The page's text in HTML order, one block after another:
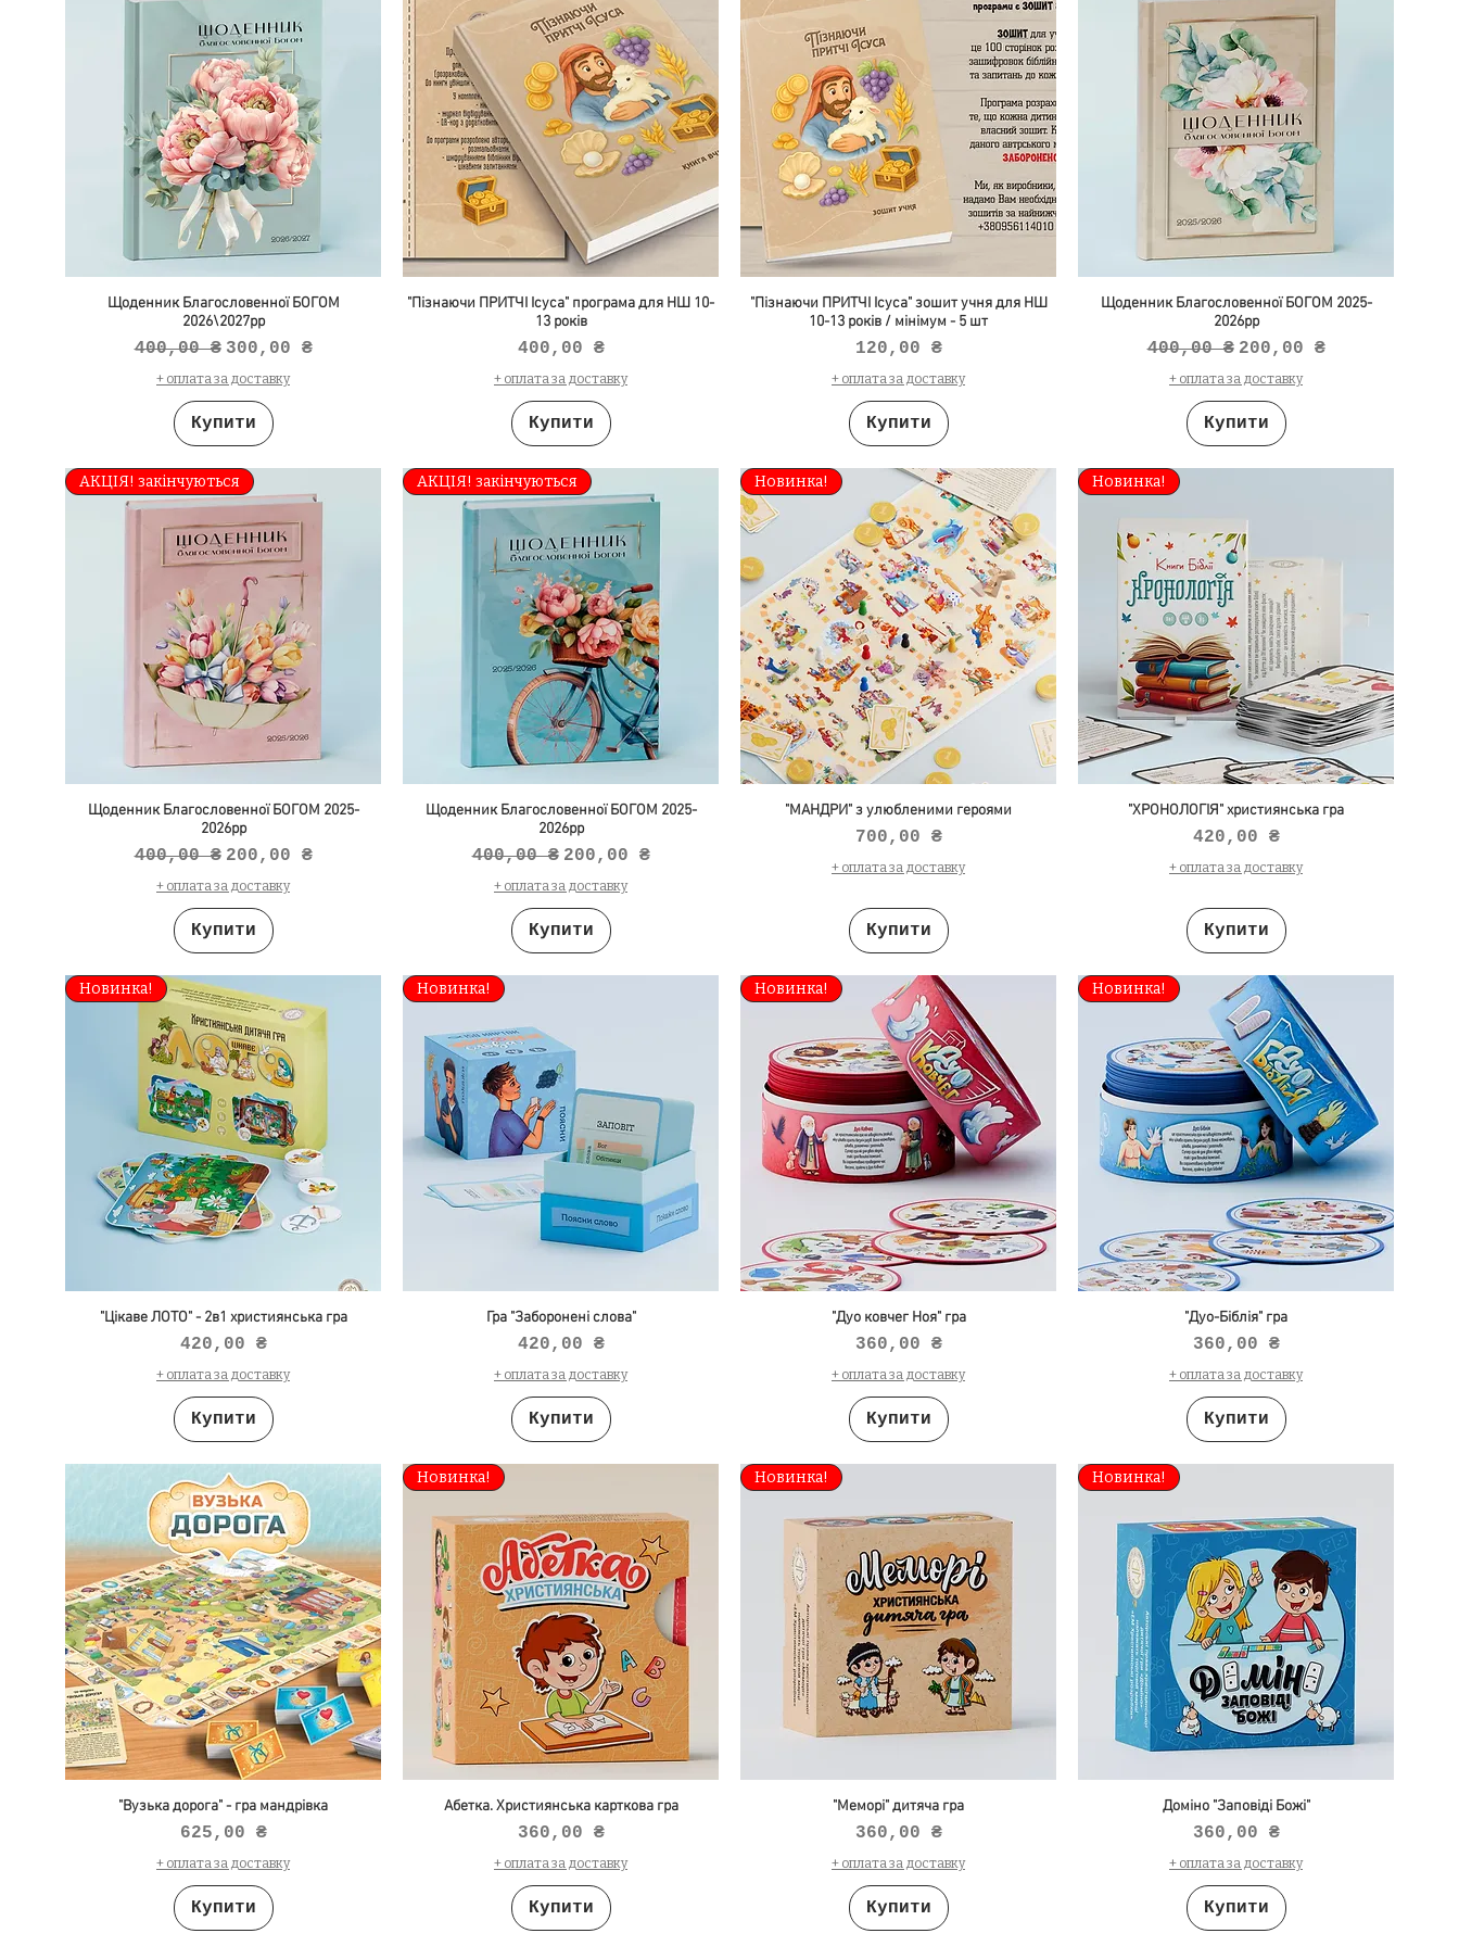
Щоденник Благословенної БОГОМ
2026\2027рр
Звичайна ціна
400,00 ₴ За розпродажем
300,00 ₴
+ оплата за доставку
Купити
"Пізнаючи ПРИТЧІ Ісуса" програма для НШ 10-
13 років
Ціна
400,00 ₴
+ оплата за доставку
Купити
"Пізнаючи ПРИТЧІ Ісуса" зошит учня для НШ
10-13 років / мінімум - 5 шт
Ціна
120,00 ₴
+ оплата за доставку
Купити
Щоденник Благословенної БОГОМ 2025-
2026рр
Звичайна ціна
400,00 ₴ За розпродажем
200,00 ₴
+ оплата за доставку
Купити
АКЦІЯ! закінчуються
Щоденник Благословенної БОГОМ 2025-
2026рр
Звичайна ціна
400,00 ₴ За розпродажем
200,00 ₴
+ оплата за доставку
Купити
АКЦІЯ! закінчуються
Щоденник Благословенної БОГОМ 2025-
2026рр
Звичайна ціна
400,00 ₴ За розпродажем
200,00 ₴
+ оплата за доставку
Купити
Новинка!
"МАНДРИ" з улюбленими героями
Ціна
700,00 ₴
+ оплата за доставку
Купити
Новинка!
"ХРОНОЛОГІЯ" християнська гра
Ціна
420,00 ₴
+ оплата за доставку
Купити
Новинка!
"Цікаве ЛОТО" - 2в1 християнська гра
Ціна
420,00 ₴
+ оплата за доставку
Купити
Новинка!
Гра "Заборонені слова"
Ціна
420,00 ₴
+ оплата за доставку
Купити
Новинка!
"Дуо ковчег Ноя" гра
Ціна
360,00 ₴
+ оплата за доставку
Купити
Новинка!
"Дуо-Біблія" гра
Ціна
360,00 ₴
+ оплата за доставку
Купити
"Вузька дорога" - гра мандрівка
Ціна
625,00 ₴
+ оплата за доставку
Купити
Новинка!
Абетка. Християнська карткова гра
Ціна
360,00 ₴
+ оплата за доставку
Купити
Новинка!
"Меморі" дитяча гра
Ціна
360,00 ₴
+ оплата за доставку
Купити
Новинка!
Доміно "Заповіді Божі"
Ціна
360,00 ₴
+ оплата за доставку
Купити